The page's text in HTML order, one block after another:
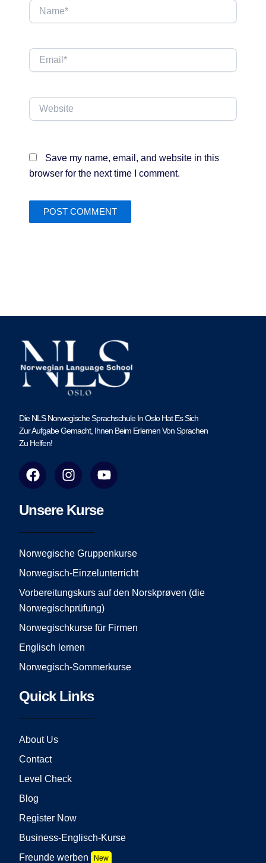
Name*
Email*
Website
Save my name, email, and website in this
browser for the next time I comment.
Die NLS Norwegische Sprachschule In Oslo Hat Es Sich
Zur Aufgabe Gemacht, Ihnen Beim Erlernen Von Sprachen
Zu Helfen!
F
a
e
o
o
I
n
t
g
r
m
Y
o
t
e
Unsere Kurse
Norwegische Gruppenkurse
Norwegisch-Einzelunterricht
Vorbereitungskurs auf den Norskprøven (die
Norwegischprüfung)
Norwegischkurse für Firmen
Englisch lernen
Norwegisch-Sommerkurse
Quick Links
About Us
Contact
Level Check
Blog
Register Now
Business-Englisch-Kurse
Freunde werben
New